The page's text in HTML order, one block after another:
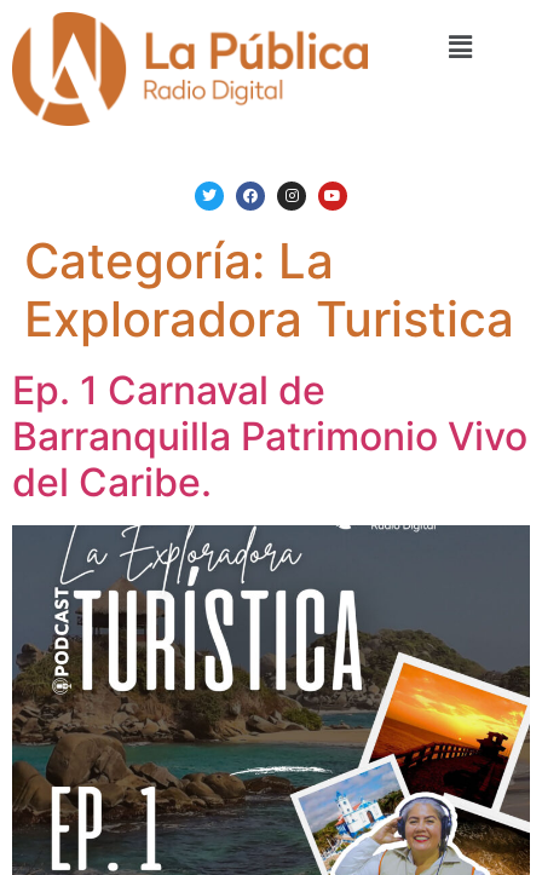
Categoría: La
Exploradora Turistica
Ep. 1 Carnaval de
Barranquilla Patrimonio Vivo
del Caribe.